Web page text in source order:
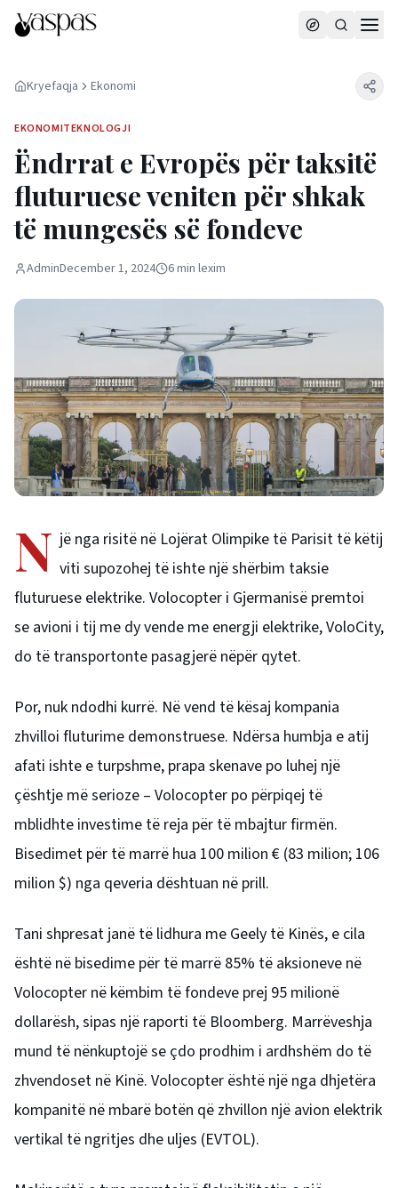
Kryefaqja Ekonomi
EKONOMITEKNOLOGJI
Ëndrrat e Evropës për taksitë
fluturuese veniten për shkak
të mungesës së fondeve
AdminDecember 1, 2024 6min lexim
N jë nga risitë në Lojërat Olimpike të Parisit të këtij
viti supozohej të ishte një shërbim taksie
fluturuese elektrike. Volocopter i Gjermanisë premtoi
se avioni i tij me dy vende me energji elektrike, VoloCity,
do të transportonte pasagjerë nëpër qytet.
Por, nuk ndodhi kurrë. Në vend të kësaj kompania
zhvilloi fluturime demonstruese. Ndërsa humbja e atij
afati ishte e turpshme, prapa skenave po luhej një
çështje më serioze – Volocopter po përpiqej të
mblidhte investime të reja për të mbajtur firmën.
Bisedimet për të marrë hua 100 milion € (83 milion; 106
milion $) nga qeveria dështuan në prill.
Tani shpresat janë të lidhura me Geely të Kinës, e cila
është në bisedime për të marrë 85% të aksioneve në
Volocopter në këmbim të fondeve prej 95 milionë
dollarësh, sipas një raporti të Bloomberg. Marrëveshja
mund të nënkuptojë se çdo prodhim i ardhshëm do të
zhvendoset në Kinë. Volocopter është një nga dhjetëra
kompanitë në mbarë botën që zhvillon një avion elektrik
vertikal të ngritjes dhe uljes (EVTOL).